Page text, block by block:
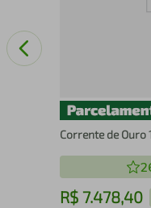
Corrente de Ouro
R$ 7.478,40